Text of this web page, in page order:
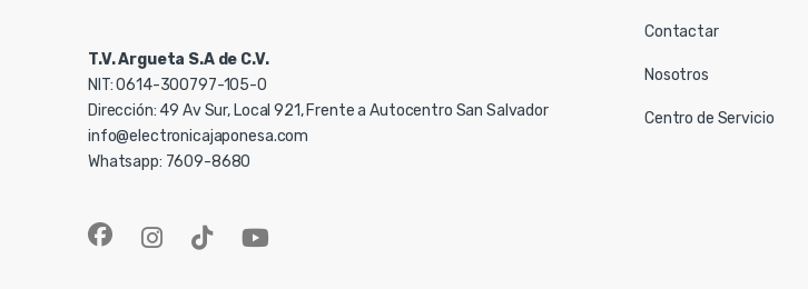
T.V. Argueta S.A de C.V.
NIT: 0614-300797-105-0
Dirección: 49 Av Sur, Local 921, Frente a Autocentro San Salvador
info@electronicajaponesa.com
Whatsapp: 7609-8680
Contactar
Nosotros
Centro de Servicio